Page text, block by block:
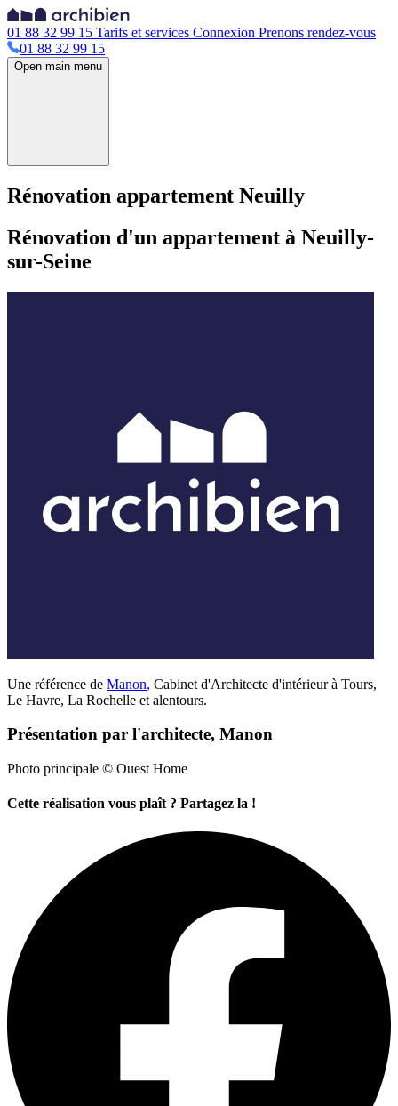
01 88 32 99 15 Tarifs et services Connexion Prenons rendez-vous
01 88 32 99 15
Open main menu
Rénovation appartement Neuilly
Rénovation d'un appartement à Neuilly-
sur-Seine
Une référence de Manon, Cabinet d'Architecte d'intérieur à Tours,
Le Havre, La Rochelle et alentours.
Présentation par l'architecte, Manon
Photo principale © Ouest Home
Cette réalisation vous plaît ? Partagez la !